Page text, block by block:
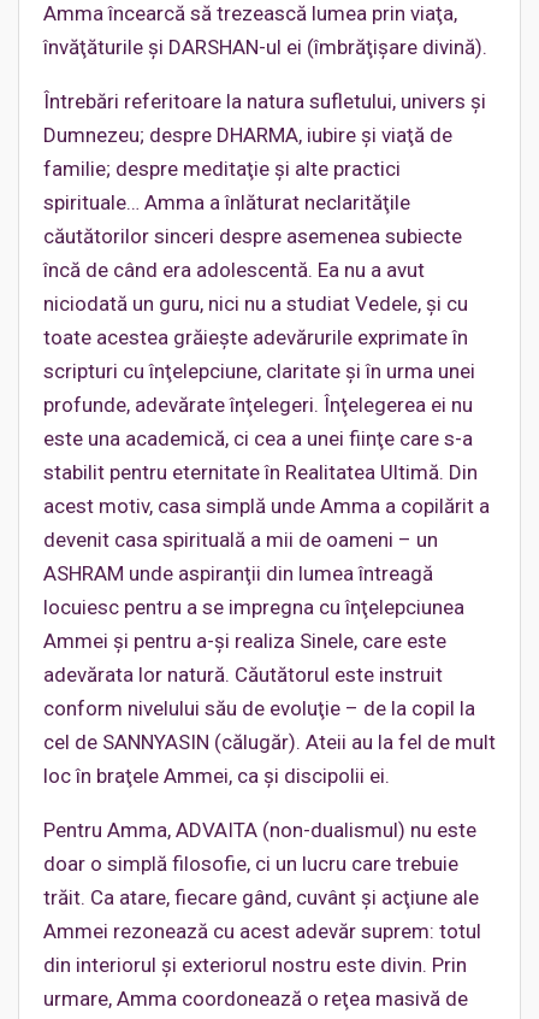
Amma încearcă să trezească lumea prin viaţa,
învăţăturile şi DARSHAN-ul ei (îmbrăţişare divină).
Întrebări referitoare la natura sufletului, univers şi
Dumnezeu; despre DHARMA, iubire şi viaţă de
familie; despre meditaţie şi alte practici
spirituale… Amma a înlăturat neclarităţile
căutătorilor sinceri despre asemenea subiecte
încă de când era adolescentă. Ea nu a avut
niciodată un guru, nici nu a studiat Vedele, şi cu
toate acestea grăieşte adevărurile exprimate în
scripturi cu înţelepciune, claritate şi în urma unei
profunde, adevărate înţelegeri. Înţelegerea ei nu
este una academică, ci cea a unei fiinţe care s-a
stabilit pentru eternitate în Realitatea Ultimă. Din
acest motiv, casa simplă unde Amma a copilărit a
devenit casa spirituală a mii de oameni – un
ASHRAM unde aspiranţii din lumea întreagă
locuiesc pentru a se impregna cu înţelepciunea
Ammei şi pentru a-şi realiza Sinele, care este
adevărata lor natură. Căutătorul este instruit
conform nivelului său de evoluţie – de la copil la
cel de SANNYASIN (călugăr). Ateii au la fel de mult
loc în braţele Ammei, ca şi discipolii ei.
Pentru Amma, ADVAITA (non-dualismul) nu este
doar o simplă filosofie, ci un lucru care trebuie
trăit. Ca atare, fiecare gând, cuvânt şi acţiune ale
Ammei rezonează cu acest adevăr suprem: totul
din interiorul şi exteriorul nostru este divin. Prin
urmare, Amma coordonează o reţea masivă de